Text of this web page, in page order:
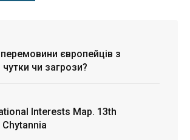
перемовини європейців з
чи загрози?
Interests Map. 13th